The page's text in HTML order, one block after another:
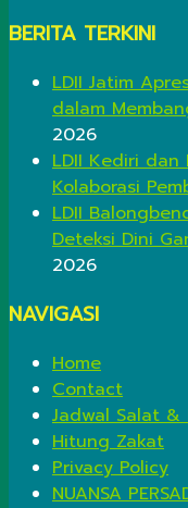
BERITA TERKINI
LDII Jatim
dalam
2026
LDII Kediri dan
Kolaborasi
LDII
Deteksi Dini
2026
NAVIGASI
Home
Contact
Jadwal Salat &
Hitung Zakat
Privacy Policy
NUANSA